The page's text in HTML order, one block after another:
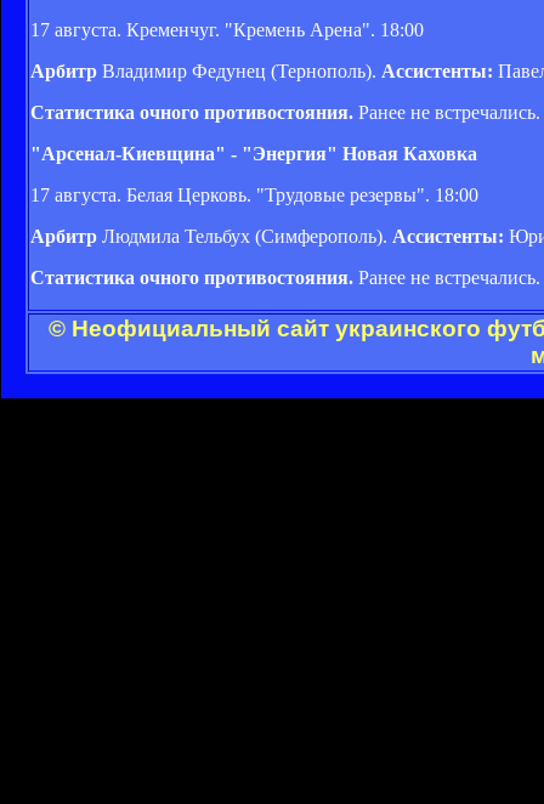
17 августа. Кременчуг. "Кремень Арена". 18:00
Арбитр Владимир Федунец (Тернополь). Ассистенты:
Статистика очного противостояния. Ранее не встречались.
"Арсенал-Киевщина" - "Энергия" Новая Каховка
17 августа. Белая Церковь. "Трудовые резервы". 18:00
Арбитр Людмила Тельбух (Симферополь). Ассистенты:
Статистика очного противостояния. Ранее не встречались.
© Неофициальный сайт украинского